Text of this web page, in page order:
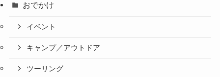
おでかけ
イベント
キャンプ／アウトドア
ツーリング